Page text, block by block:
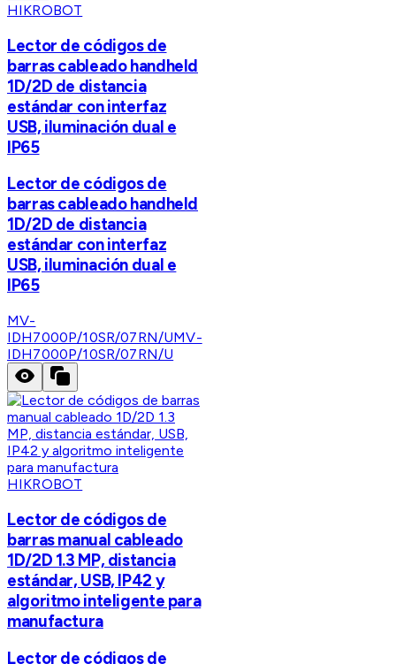
HIKROBOT
Lector de códigos de
barras cableado handheld
1D/2D de distancia
estándar con interfaz
USB, iluminación dual e
IP65
Lector de códigos de
barras cableado handheld
1D/2D de distancia
estándar con interfaz
USB, iluminación dual e
IP65
MV-
IDH7000P/10SR/07RN/UMV-
IDH7000P/10SR/07RN/U
HIKROBOT
Lector de códigos de
barras manual cableado
1D/2D 1.3 MP, distancia
estándar, USB, IP42 y
algoritmo inteligente para
manufactura
Lector de códigos de